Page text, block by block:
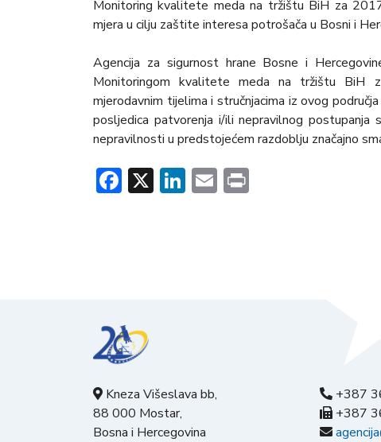
Monitoring kvalitete meda na tržištu BiH za
mjera u cilju zaštite interesa potrošača u Bosni i
Agencija za sigurnost hrane Bosne i
Monitoringom kvalitete meda na tržištu BiH
mjerodavnim tijelima i stručnjacima iz ovog
posljedica patvorenja i/ili nepravilnog
nepravilnosti u predstojećem razdoblju značajno
Facebook
X LinkedIn
Email
Kneza Višeslava bb,
88 000 Mostar,
Bosna i Hercegovina
+387
+387